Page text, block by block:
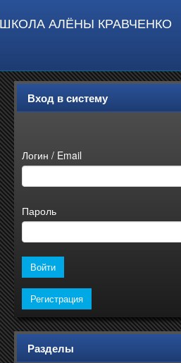
ШКОЛА АЛЁНЫ КРАВЧЕНКО
Вход в систему
Логин / Email
Пароль
Регистрация
Разделы